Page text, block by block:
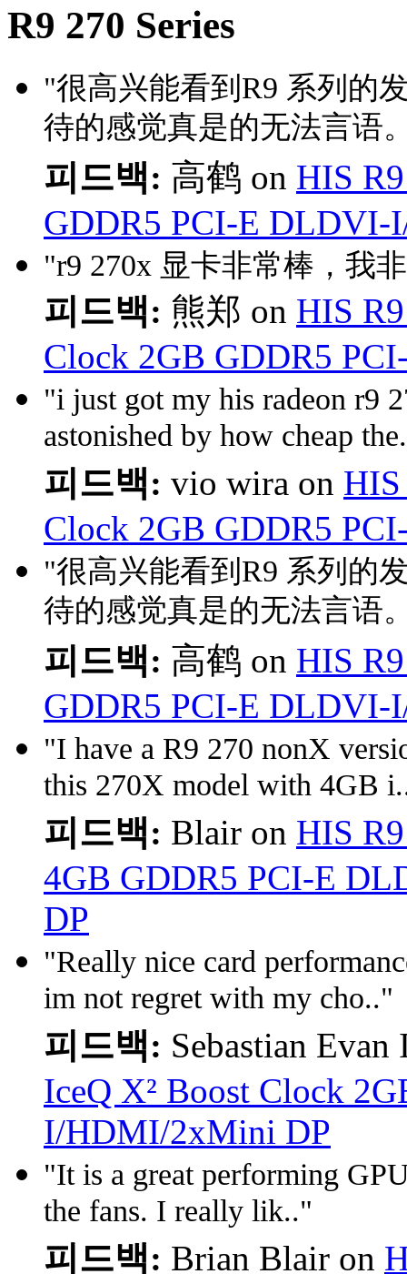
R9 270 Series
"很高兴能看到R9 系列的
待的感觉真是的无法言语
피드백: 高鹤 on HIS
GDDR5 PCI-E
"r9 270x 显卡非常棒，我
피드백: 熊郑 on HIS
Clock 2GB GDDR5
"i just got my his radeon r9
astonished by how cheap
피드백: vio wira on
Clock 2GB GDDR5
"很高兴能看到R9 系列的
待的感觉真是的无法言语
피드백: 高鹤 on HIS
GDDR5 PCI-E
"I have a R9 270 nonX
this 270X model with 4GB
피드백: Blair on HIS
4GB GDDR5 PCI-E
DP
"Really nice card
im not regret with my cho.."
피드백: Sebastian
IceQ X² Boost Clock
I/HDMI/2xMini DP
"It is a great performing
the fans. I really lik.."
피드백: Brian Blair on